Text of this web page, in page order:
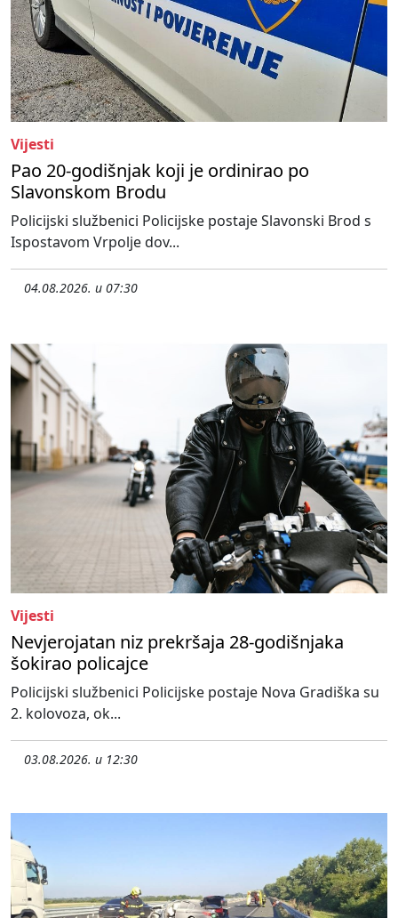
Vijesti
Pao 20-godišnjak koji je ordinirao po
Slavonskom Brodu
Policijski službenici Policijske postaje Slavonski Brod s
Ispostavom Vrpolje dov...
04.08.2026. u 07:30
Vijesti
Nevjerojatan niz prekršaja 28-godišnjaka
šokirao policajce
Policijski službenici Policijske postaje Nova Gradiška su
2. kolovoza, ok...
03.08.2026. u 12:30